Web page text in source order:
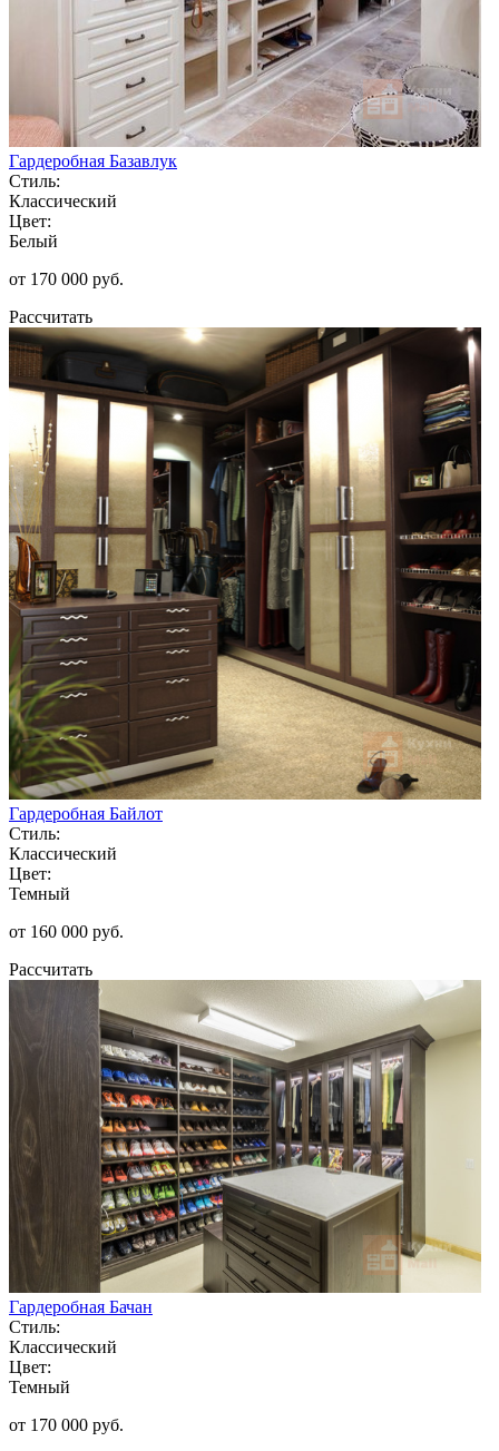
Гардеробная Базавлук
Стиль:
Классический
Цвет:
Белый
от 170 000 руб.
Рассчитать
Гардеробная Байлот
Стиль:
Классический
Цвет:
Темный
от 160 000 руб.
Рассчитать
Гардеробная Бачан
Стиль:
Классический
Цвет:
Темный
от 170 000 руб.